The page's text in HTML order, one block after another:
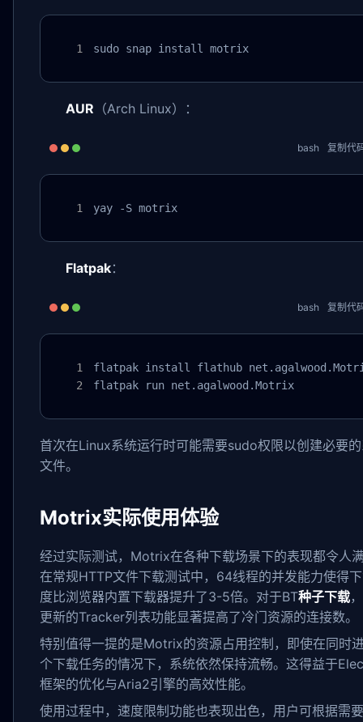
sudo snap install motrix
AUR （Arch Linux）：
bash 复制代
yay -S motrix
Flatpak：
bash 复制代
flatpak install flathub
flatpak run net.agalwood.Motrix
首次在Linux系统运行时可能需要sudo权限以创建必要
文件。
Motrix实际使用体验
经过实际测试，Motrix在各种下载场景下的表现都令人
在常规HTTP文件下载测试中，64线程的并发能力使得
度比浏览器内置下载器提升了3-5倍。对于BT种子下载
更新的Tracker列表功能显著提高了冷门资源的连接数。
特别值得一提的是Motrix的资源占用控制，即使在同时
个下载任务的情况下，系统依然保持流畅。这得益于
框架的优化与Aria2引擎的高效性能。
使用过程中，速度限制功能也表现出色，用户可根据需